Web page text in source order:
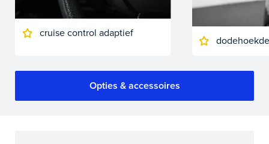
cruise control adaptief
Opties & accessoires